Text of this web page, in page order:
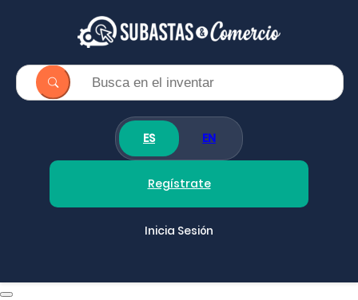
ES EN
Regístrate
Inicia Sesión